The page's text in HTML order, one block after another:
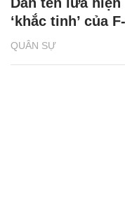
QUÂN SỰ
‘khắc tinh’ của